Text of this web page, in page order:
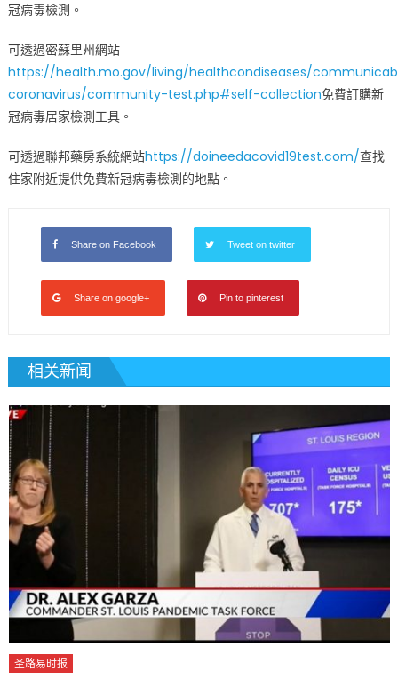
獲
得
新
冠
檢
測?〉
冠病毒檢測。
可透過密蘇里州網站
https://health.mo.gov/living/healthcondiseases/
coronavirus/community-test.php#self-collection免費訂購新
冠病毒居家檢測工具。
可透過聯邦藥房系統網站https://doineedacovid19test.com/查找
住家附近提供免費新冠病毒檢測的地點。
Share on Facebook Tweet on twitter
Share on google+ Pin to pinterest
相关新闻
圣路易时报